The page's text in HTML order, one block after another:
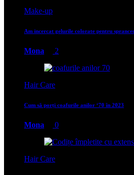
Make-up
Am incercat gelurile colorate pentru
Mona 2
Hair Care
Cum să porți coafurile anilor ‘70 în 2023
Mona 0
Hair Care